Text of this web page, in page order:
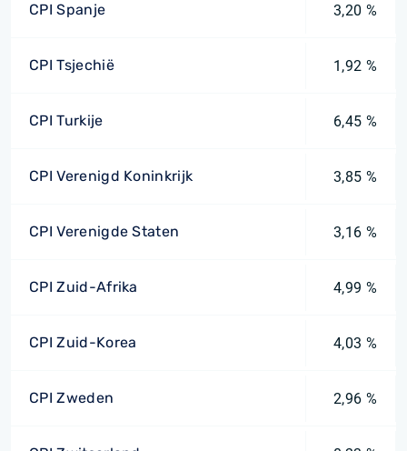
CPI Spanje 3,20 %
CPI Tsjechië 1,92 %
CPI Turkije 6,45 %
CPI Verenigd Koninkrijk 3,85 %
CPI Verenigde Staten 3,16 %
CPI Zuid-Afrika 4,99 %
CPI Zuid-Korea 4,03 %
CPI Zweden 2,96 %